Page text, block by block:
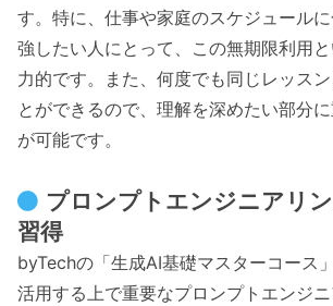
す。特に、仕事や家庭のスケジュール
強したい人にとって、この無期限利用
力的です。また、何度でも同じレッス
とができるので、理解を深めたい部分
が可能です。
プロンプトエンジニアリ
習得
byTechの「生成AI基礎マスターコース
活用する上で重要なプロンプトエンジ